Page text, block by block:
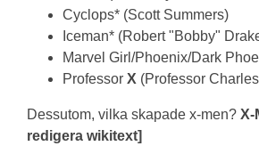
Cyclops* (Scott Summers)
Iceman* (Robert "Bobby"
Marvel Girl/Phoenix/Dark
Professor X (Professor
Dessutom, vilka skapade x-men? X-
redigera wikitext]